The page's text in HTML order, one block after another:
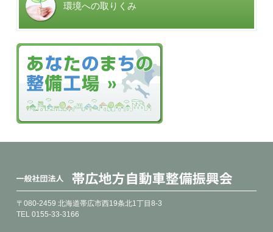
環境への取りくみ
〒080-2459 北海道帯広市西19条北1丁目8-3
TEL 0155-33-3166